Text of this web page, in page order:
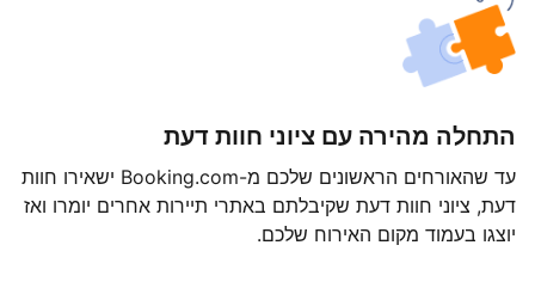
התחלה מהירה עם ציוני חוות דעת
עד שהאורחים הראשונים שלכם מ-Booking.com ישאירו חוות
דעת, ציוני חוות דעת שקיבלתם באתרי תיירות אחרים יומרו ואז
יוצגו בעמוד מקום האירוח שלכם.